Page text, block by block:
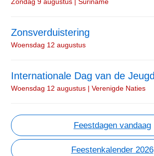
Zonsverduistering
Woensdag 12 augustus
Internationale Dag van de Jeugd
Woensdag 12 augustus | Verenigde Naties
Feestdagen vandaag
Feestenkalender 2026